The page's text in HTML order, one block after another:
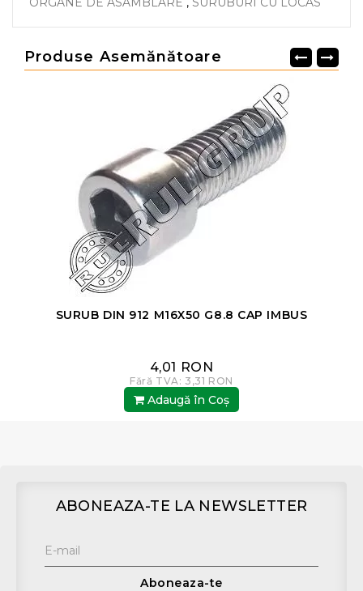
Produse Asemănătoare
SURUB DIN 912 M16X50 G8.8 CAP IMBUS
4,01 RON
Fără TVA: 3,31 RON
Adaugă în Coş
ABONEAZA-TE LA NEWSLETTER
Aboneaza-te